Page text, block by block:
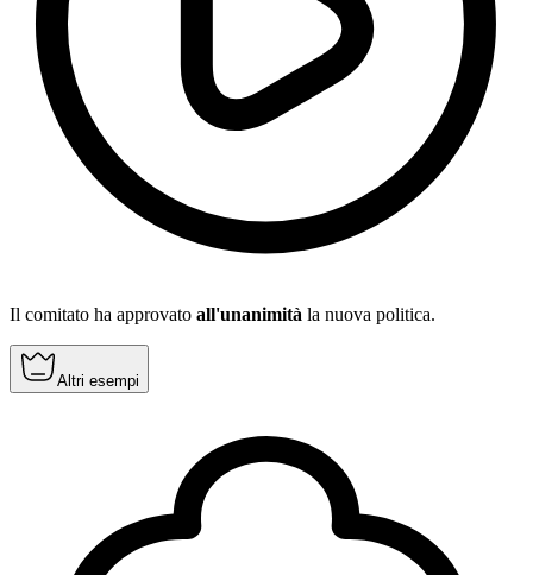
Il comitato ha approvato all'unanimità la nuova politica.
Altri esempi